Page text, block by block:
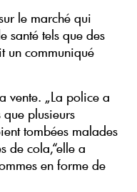
le marché qui
santé tels que des
un communiqué
vente. „La police a
plusieurs
tombées malades
de cola,“elle a
en forme de